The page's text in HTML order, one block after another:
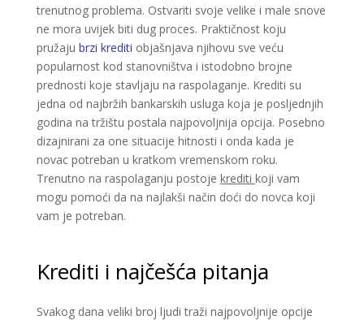
trenutnog problema. Ostvariti svoje velike i male snove
ne mora uvijek biti dug proces. Praktičnost koju
pružaju brzi krediti objašnjava njihovu sve veću
popularnost kod stanovništva i istodobno brojne
prednosti koje stavljaju na raspolaganje. Krediti su
jedna od najbržih bankarskih usluga koja je posljednjih
godina na tržištu postala najpovoljnija opcija. Posebno
dizajnirani za one situacije hitnosti i onda kada je
novac potreban u kratkom vremenskom roku.
Trenutno na raspolaganju postoje krediti koji vam
mogu pomoći da na najlakši način doći do novca koji
vam je potreban.
Krediti i najčešća pitanja
Svakog dana veliki broj ljudi traži najpovoljnije opcije